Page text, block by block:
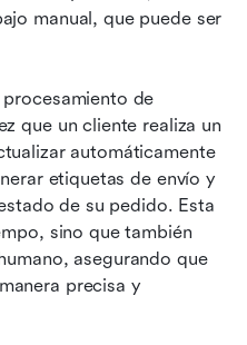
manual, que puede ser
de
que un cliente realiza un
automáticamente
etiquetas de envío y
de su pedido. Esta
sino que también
asegurando que
precisa y